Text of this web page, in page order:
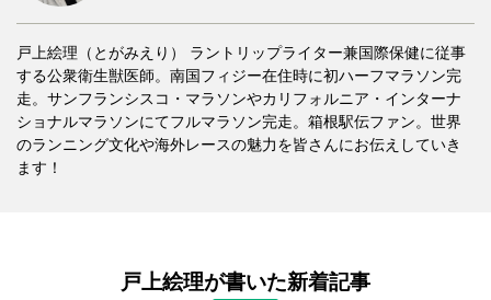
戸上絵理（とがみえり） ラントリップライター兼国際保健に従事
する公衆衛生獣医師。南国フィジー在住時に初ハーフマラソン完
走。サンフランシスコ・マラソンやカリフォルニア・インターナ
ショナルマラソンにてフルマラソン完走。箱根駅伝ファン。世界
のランニング文化や海外レースの魅力を皆さんにお伝えしていき
ます！
戸上絵理が書いた新着記事